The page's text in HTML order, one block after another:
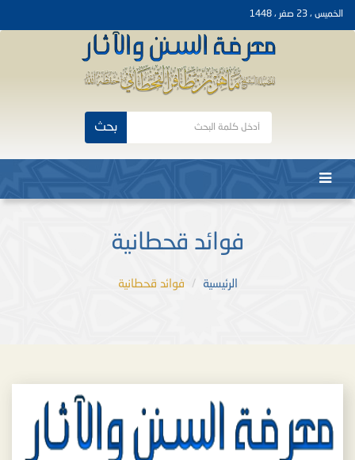
الخميس ، 23 صفر ، 1448
بحث
فوائد قحطانية
الرئيسية فوائد قحطانية